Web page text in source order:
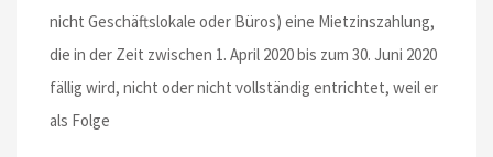
nicht Geschäftslokale oder Büros) eine Mietzinszahlung,
die in der Zeit zwischen 1. April 2020 bis zum 30. Juni 2020
fällig wird, nicht oder nicht vollständig entrichtet, weil er
als Folge